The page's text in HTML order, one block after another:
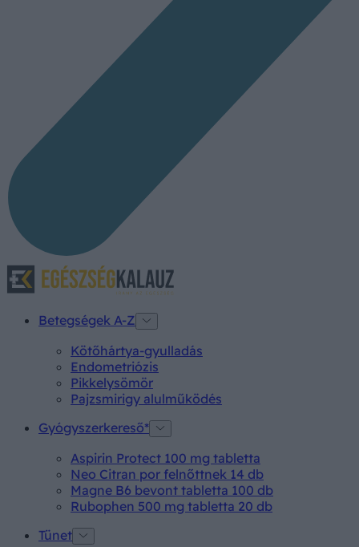
Betegségek A-Z
Kötőhártya-gyulladás
Endometriózis
Pikkelysömör
Pajzsmirigy alulműködés
Gyógyszerkereső*
Aspirin Protect 100 mg tabletta
Neo Citran por felnőttnek 14 db
Magne B6 bevont tabletta 100 db
Rubophen 500 mg tabletta 20 db
Tünet